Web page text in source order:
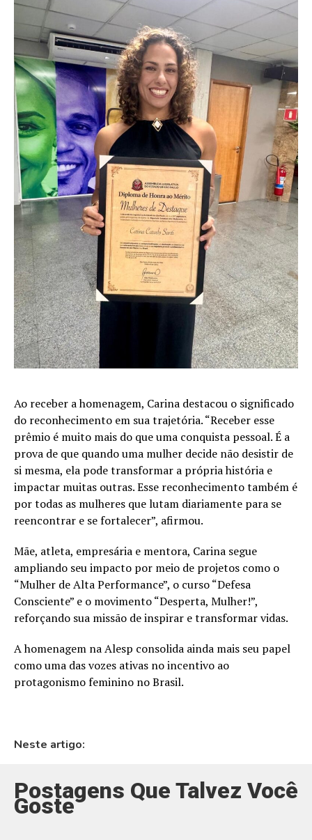
Ao receber a homenagem, Carina destacou o significado
do reconhecimento em sua trajetória. “Receber esse
prêmio é muito mais do que uma conquista pessoal. É a
prova de que quando uma mulher decide não desistir de
si mesma, ela pode transformar a própria história e
impactar muitas outras. Esse reconhecimento também é
por todas as mulheres que lutam diariamente para se
reencontrar e se fortalecer”, afirmou.
Mãe, atleta, empresária e mentora, Carina segue
ampliando seu impacto por meio de projetos como o
“Mulher de Alta Performance”, o curso “Defesa
Consciente” e o movimento “Desperta, Mulher!”,
reforçando sua missão de inspirar e transformar vidas.
A homenagem na Alesp consolida ainda mais seu papel
como uma das vozes ativas no incentivo ao
protagonismo feminino no Brasil.
Neste artigo:
Postagens Que Talvez Você
Goste